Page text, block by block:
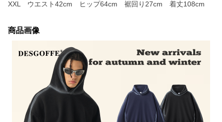
XXL ウエスト42cm ヒップ64cm 裾回り27cm 着丈108cm
商品画像